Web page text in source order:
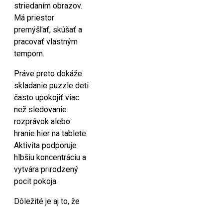
striedaním obrazov.
Má priestor
premýšľať, skúšať a
pracovať vlastným
tempom.
Práve preto dokáže
skladanie puzzle deti
často upokojiť viac
než sledovanie
rozprávok alebo
hranie hier na tablete.
Aktivita podporuje
hlbšiu koncentráciu a
vytvára prirodzený
pocit pokoja.
Dôležité je aj to, že